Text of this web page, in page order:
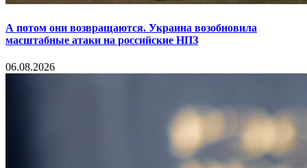
А потом они возвращаются. Украина возобновила
масштабные атаки на российские НПЗ
06.08.2026